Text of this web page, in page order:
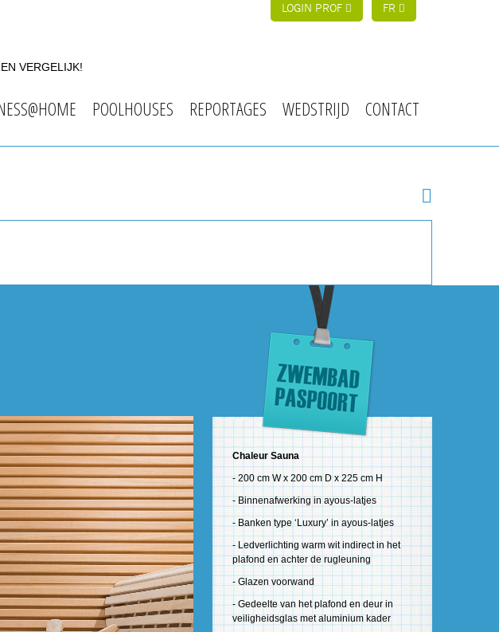
LOGIN PROF FR
VERGELIJK!
POOLHOUSES REPORTAGES WEDSTRIJD CONTACT
Chaleur Sauna
- 200 cm W x 200 cm D x 225 cm H
- Binnenafwerking in ayous-latjes
- Banken type ‘Luxury’ in ayous-latjes
- Ledverlichting warm wit indirect in het
plafond en achter de rugleuning
- Glazen voorwand
- Gedeelte van het plafond en deur in
veiligheidsglas met aluminium kader